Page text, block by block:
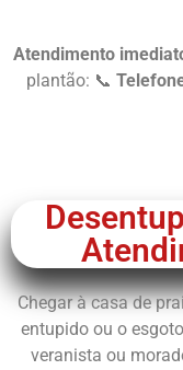
Atendimento
plantão: 📞
Chegar à casa de
entupido ou o
veranista ou